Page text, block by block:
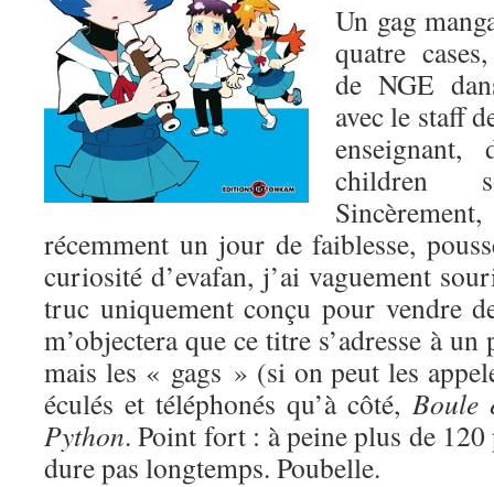
Un gag
quatre
de NGE
avec le staff
children
récemment un jour de faiblesse,
curiosité d’evafan, j’ai vaguement
truc uniquement conçu pour vendre
m’objectera que ce titre s’adresse à
mais les « gags » (si on peut les
éculés et téléphonés qu’à côté, Boule
Python. Point fort : à peine plus de 120
dure pas longtemps. Poubelle.